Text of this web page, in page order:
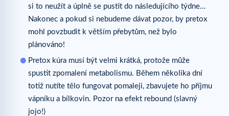
si to neužít a úplně se pustit do následujícího týdne…
Nakonec a pokud si nebudeme dávat pozor, by pretox
mohl povzbudit k větším přebytům, než bylo
plánováno!
Pretox kúra musí být velmi krátká, protože může
spustit zpomalení metabolismu. Během několika dní
totiž nutíte tělo fungovat pomaleji, zbavujete ho příjmu
vápníku a bílkovin. Pozor na efekt rebound (slavný
jojo!)